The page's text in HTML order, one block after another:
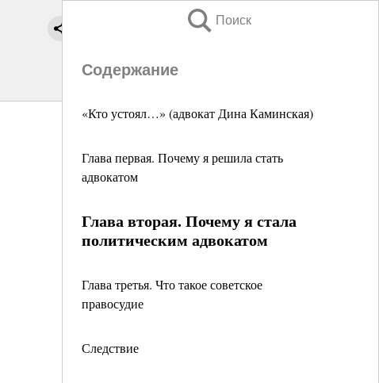
Поиск
Содержание
«Кто устоял…» (адвокат Дина Каминская)
Глава первая. Почему я решила стать
адвокатом
Глава вторая. Почему я стала
политическим адвокатом
Глава третья. Что такое советское
правосудие
Следствие